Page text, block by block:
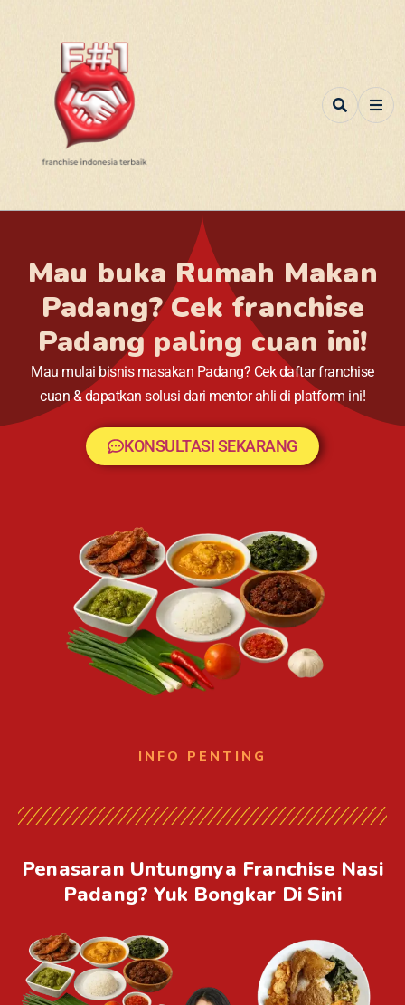
Mau buka Rumah Makan
Padang? Cek franchise
Padang paling cuan ini!
Mau mulai bisnis masakan Padang? Cek daftar franchise
cuan & dapatkan solusi dari mentor ahli di platform ini!
KONSULTASI SEKARANG
INFO PENTING
Penasaran Untungnya Franchise Nasi
Padang? Yuk Bongkar Di Sini